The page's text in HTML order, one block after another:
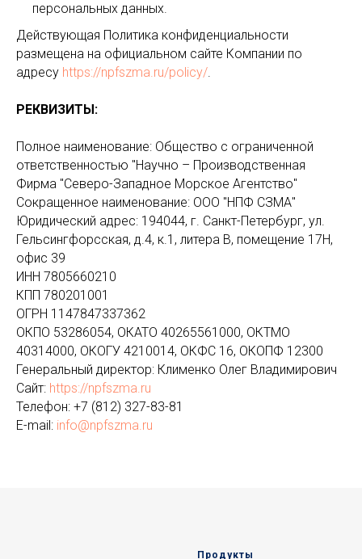
персональных данных.
Действующая Политика конфиденциальности
размещена на официальном сайте Компании по
адресу https://npfszma.ru/policy/.
РЕКВИЗИТЫ:
Полное наименование: Общество с ограниченной
ответственностью "Научно – Производственная
Фирма "Северо-Западное Морское Агентство"
Сокращенное наименование: ООО "НПФ СЗМА"
Юридический адрес: 194044, г. Санкт-Петербург, ул.
Гельсингфорсская, д.4, к.1, литера В, помещение 17Н,
офис 39
ИНН 7805660210
КПП 780201001
ОГРН 1147847337362
ОКПО 53286054, ОКАТО 40265561000, ОКТМО
40314000, ОКОГУ 4210014, ОКФС 16, ОКОПФ 12300
Генеральный директор: Клименко Олег Владимирович
Сайт: https://npfszma.ru
Телефон: +7 (812) 327-83-81
E-mail: info@npfszma.ru
Продукты